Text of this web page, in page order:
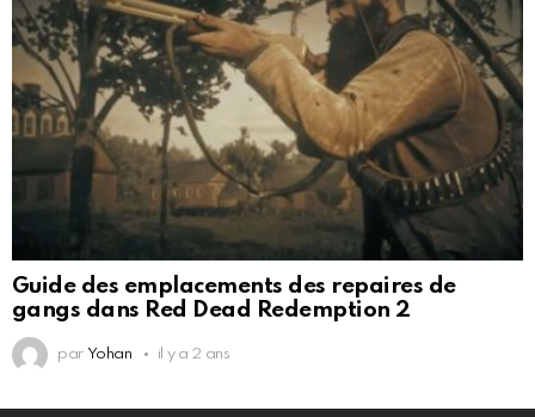
Guide des emplacements des repaires de
gangs dans Red Dead Redemption 2
par Yohan il y a 2 ans